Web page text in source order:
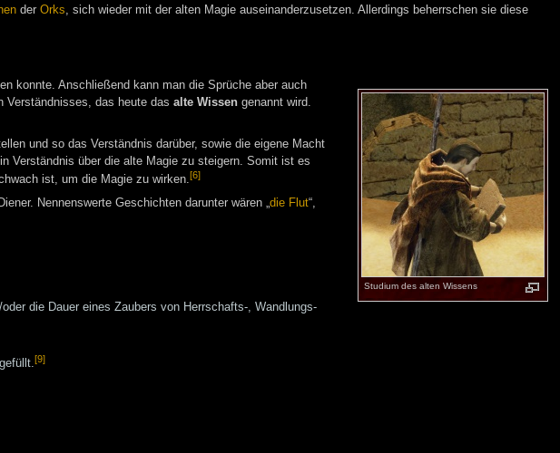
der Orks, sich wieder mit der alten Magie auseinanderzusetzen. Allerdings beherrschen sie diese
Studium des alten Wissens
konnte. Anschließend kann man die Sprüche aber auch
Verständnisses, das heute das alte Wissengenannt wird.
und so das Verständnis darüber, sowie die eigene Macht
Verständnis über die alte Magie zu steigern. Somit ist es
ist, um die Magie zu wirken.[6]
Nennenswerte Geschichten darunter wären „ die Flut“,
die Dauer eines Zaubers von Herrschafts-, Wandlungs-
[9]